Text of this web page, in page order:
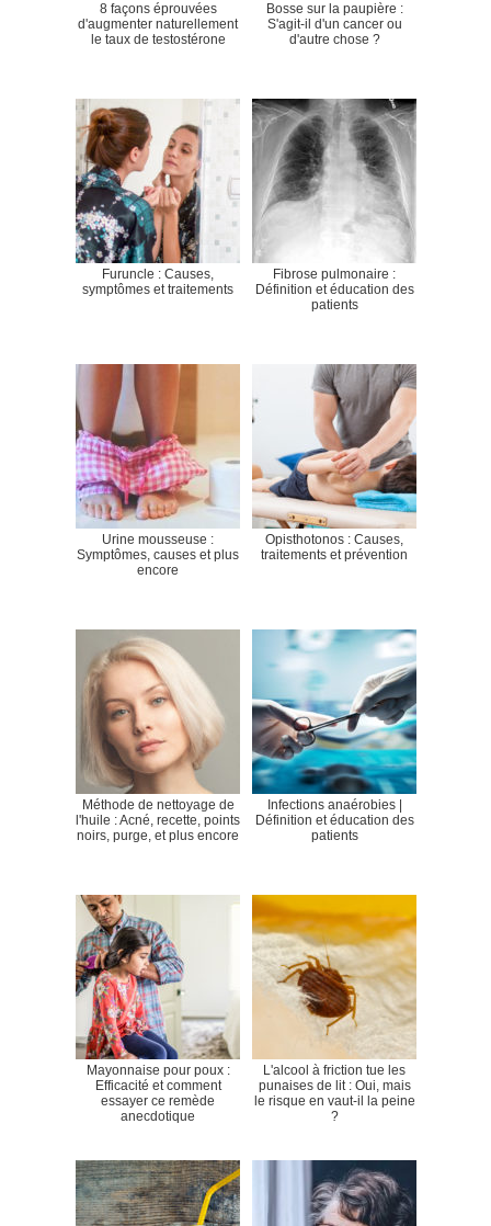
8 façons éprouvées
d'augmenter naturellement
le taux de testostérone
Bosse sur la paupière :
S'agit-il d'un cancer ou
d'autre chose ?
Furuncle : Causes,
symptômes et traitements
Fibrose pulmonaire :
Définition et éducation des
patients
Urine mousseuse :
Symptômes, causes et plus
encore
Opisthotonos : Causes,
traitements et prévention
Méthode de nettoyage de
l'huile : Acné, recette, points
noirs, purge, et plus encore
Infections anaérobies |
Définition et éducation des
patients
Mayonnaise pour poux :
Efficacité et comment
essayer ce remède
anecdotique
L'alcool à friction tue les
punaises de lit : Oui, mais
le risque en vaut-il la peine
?